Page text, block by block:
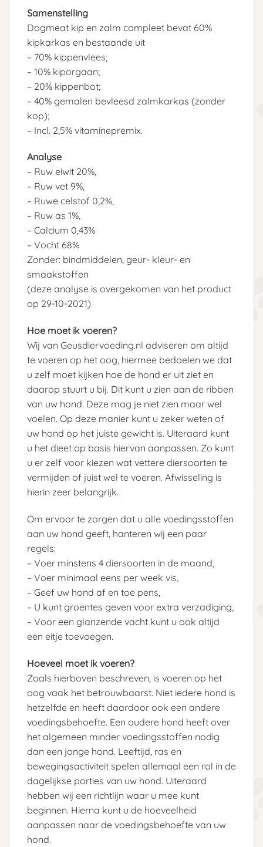
Samenstelling
Dogmeat kip en zalm compleet bevat 60%
kipkarkas en bestaande uit
– 70% kippenvlees;
– 10% kiporgaan;
– 20% kippenbot;
– 40% gemalen bevleesd zalmkarkas (zonder
kop);
– Incl. 2,5% vitaminepremix.
Analyse
– Ruw eiwit 20%,
– Ruw vet 9%,
– Ruwe celstof 0,2%,
– Ruw as 1%,
– Calcium 0,43%
– Vocht 68%
Zonder: bindmiddelen, geur- kleur- en
smaakstoffen
(deze analyse is overgekomen van het product
op 29-10-2021)
Hoe moet ik voeren?
Wij van Geusdiervoeding.nl adviseren om altijd
te voeren op het oog, hiermee bedoelen we dat
u zelf moet kijken hoe de hond er uit ziet en
daarop stuurt u bij. Dit kunt u zien aan de ribben
van uw hond. Deze mag je niet zien maar wel
voelen. Op deze manier kunt u zeker weten of
uw hond op het juiste gewicht is. Uiteraard kunt
u het dieet op basis hiervan aanpassen. Zo kunt
u er zelf voor kiezen wat vettere diersoorten te
vermijden of juist wel te voeren. Afwisseling is
hierin zeer belangrijk.
Om ervoor te zorgen dat u alle voedingsstoffen
aan uw hond geeft, hanteren wij een paar
regels:
– Voer minstens 4 diersoorten in de maand,
– Voer minimaal eens per week vis,
– Geef uw hond af en toe pens,
– U kunt groentes geven voor extra verzadiging,
– Voor een glanzende vacht kunt u ook altijd
een eitje toevoegen.
Hoeveel moet ik voeren?
Zoals hierboven beschreven, is voeren op het
oog vaak het betrouwbaarst. Niet iedere hond is
hetzelfde en heeft daardoor ook een andere
voedingsbehoefte. Een oudere hond heeft over
het algemeen minder voedingsstoffen nodig
dan een jonge hond. Leeftijd, ras en
bewegingsactiviteit spelen allemaal een rol in de
dagelijkse porties van uw hond. Uiteraard
hebben wij een richtlijn waar u mee kunt
beginnen. Hierna kunt u de hoeveelheid
aanpassen naar de voedingsbehoefte van uw
hond.